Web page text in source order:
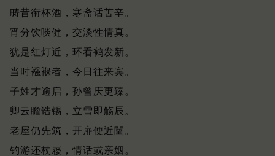
畴昔衔杯酒，寒斋话苦辛。
宵分饮啖健，交淡性情真。
犹是红灯近，环看鹤发新。
当时襁褓者，今日往来宾。
子姓才逾启，孙曾庆更臻。
卿云瞻诰锡，立雪即觞辰。
老屋仍先筑，开扉便近闉。
钓游还杖屦，情话或亲姻。